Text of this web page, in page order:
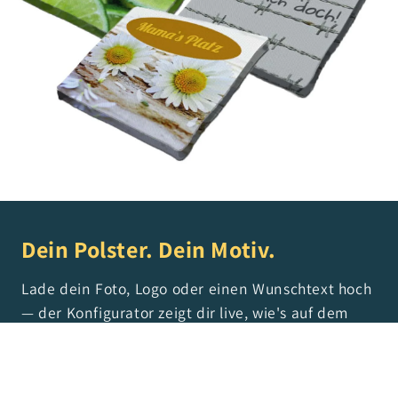
Dein Polster. Dein Motiv.
Lade dein Foto, Logo oder einen Wunschtext hoch
— der Konfigurator zeigt dir live, wie's auf dem